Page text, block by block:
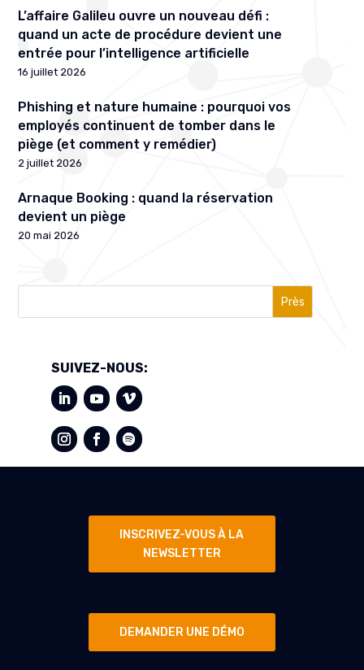
L’affaire Galileu ouvre un nouveau défi :
quand un acte de procédure devient une
entrée pour l’intelligence artificielle
16 juillet 2026
Phishing et nature humaine : pourquoi vos
employés continuent de tomber dans le
piège (et comment y remédier)
2 juillet 2026
Arnaque Booking : quand la réservation
devient un piège
20 mai 2026
Près
SUIVEZ-NOUS:
INSCRIVEZ-VOUS À LA
NEWSLETTER
DEMANDER UNE DÉMO